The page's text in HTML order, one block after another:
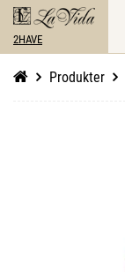
2HAVE
Produkter